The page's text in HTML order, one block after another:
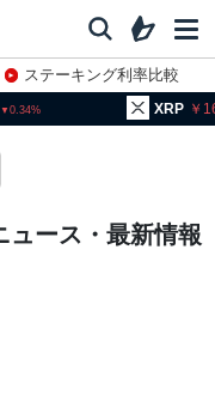
ステーキング利率比較
0.34 XRP
ュース・最新情報